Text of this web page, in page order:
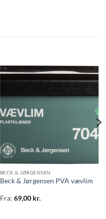
BECK & JØRGENSEN
Beck & Jørgensen PVA vævlim
Fra: 69,00 kr.